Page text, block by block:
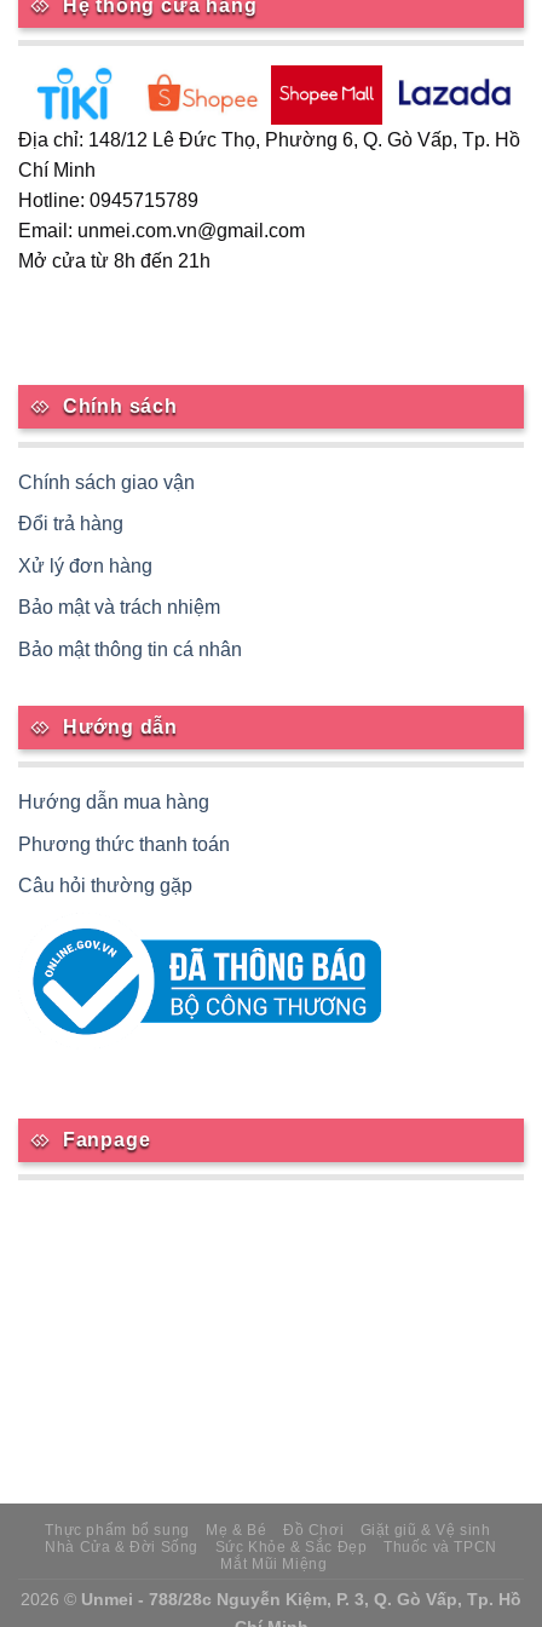
Hệ thống cửa hàng
Địa chỉ: 148/12 Lê Đức Thọ, Phường 6, Q. Gò Vấp, Tp. Hồ
Chí Minh
Hotline: 0945715789
Email: unmei.com.vn@gmail.com
Mở cửa từ 8h đến 21h
Chính sách
Chính sách giao vận
Đổi trả hàng
Xử lý đơn hàng
Bảo mật và trách nhiệm
Bảo mật thông tin cá nhân
Hướng dẫn
Hướng dẫn mua hàng
Phương thức thanh toán
Câu hỏi thường gặp
Fanpage
Thực phẩm bổ sung Mẹ & Bé Đồ Chơi
Giặt giũ & Vệ sinh
Nhà Cửa & Đời Sống
Sức Khỏe & Sắc Đẹp
Thuốc và TPCN
Mắt Mũi Miệng
2026 © Unmei - 788/28c Nguyễn Kiệm, P. 3, Q. Gò Vấp, Tp. Hồ